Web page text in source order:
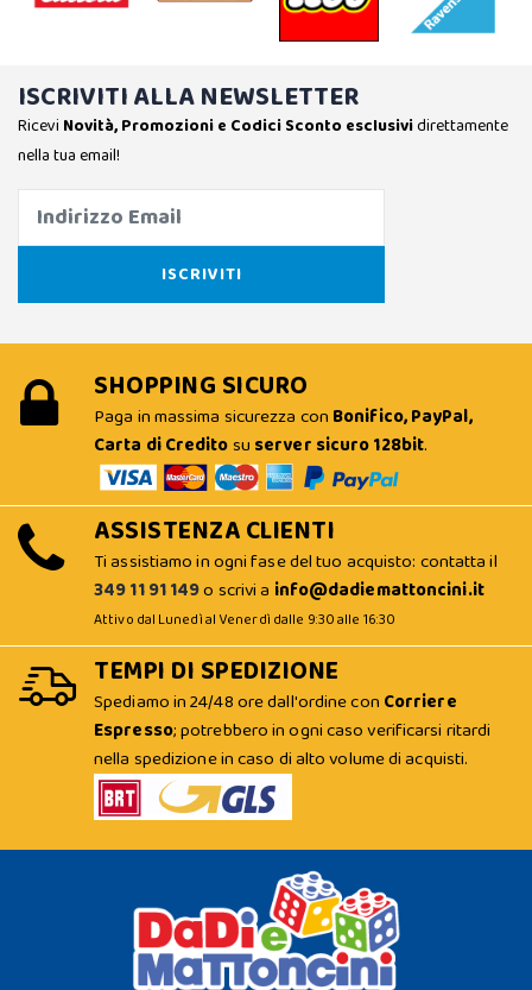
ISCRIVITI ALLA NEWSLETTER
Ricevi Novità, Promozioni e Codici Sconto esclusividirettamente
nella tua email!
SHOPPING SICURO
Paga in massima sicurezza con Bonifico, PayPal,
Carta di Creditosu server sicuro 128bit.
ASSISTENZA CLIENTI
Ti assistiamo in ogni fase del tuo acquisto: contatta il
349 11 91 149o scrivi a info@dadiemattoncini.it
Attivo dal Lunedì al Venerdì dalle 9:30 alle 16:30
TEMPI DI SPEDIZIONE
Spediamo in 24/48 ore dall'ordine con Corriere
Espresso; potrebbero in ogni caso verificarsi ritardi
nella spedizione in caso di alto volume di acquisti.